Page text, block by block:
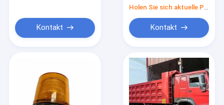
Kontakt Kontakt